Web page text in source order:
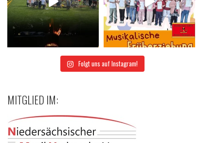
Folgt uns auf Instagram!
MITGLIED IM: